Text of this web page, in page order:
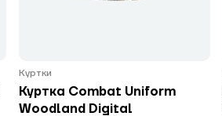
Куртки
Куртка Combat Uniform
Woodland Digital